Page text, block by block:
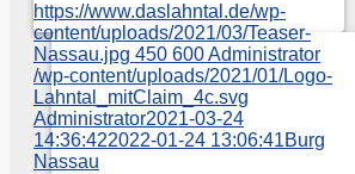
https://www.daslahntal.de/wp-
content/uploads/2021/03/Teaser-
Nassau.jpg 450 600Administrator
/wp-content/uploads/2021/01/Logo-
Lahntal_mitClaim_4c.svg
Administrator2021-03-24
14:36:422022-01-24 13:06:41Burg
Nassau